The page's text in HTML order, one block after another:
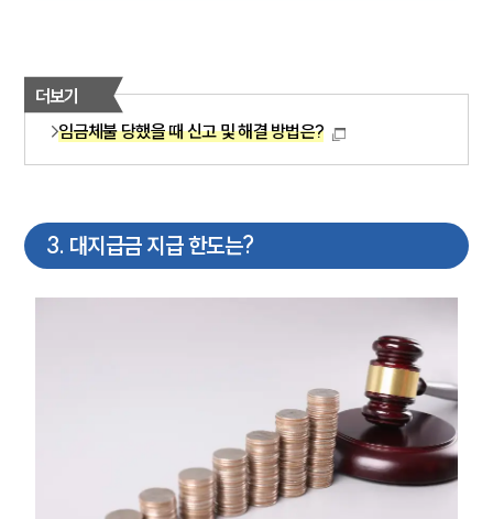
더보기
임금체불 당했을 때 신고 및 해결 방법은?
3. 대지급금 지급 한도는?